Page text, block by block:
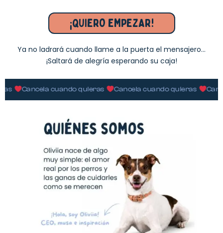
¡QUIERO EMPEZAR!
Ya no ladrará cuando llame a la puerta el mensajero…
¡Saltará de alegría esperando su caja!
Cancela cuando quieras Cancela cuando quieras Cancela